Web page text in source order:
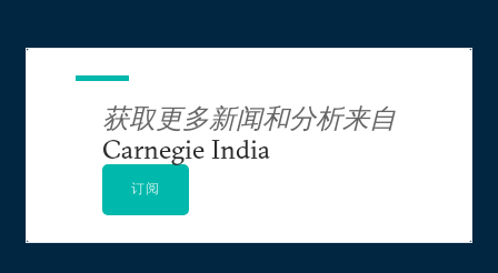
获取更多新闻和分析来自
Carnegie India
订阅